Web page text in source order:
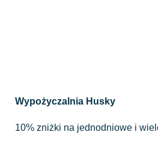
Wypożyczalnia Husky
10% zniżki na jednodniowe i